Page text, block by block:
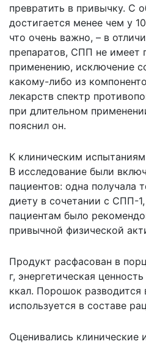
превратить в привычку. С
достигается менее чем у
что очень важно, – в
препаратов, СПП не имеет
применению, исключение
какому-либо из
лекарств спектр
при длительном
пояснил он.
К клиническим
В исследование были
пациентов: одна получала
диету в сочетании с СПП-
пациентам было
привычной физической
Продукт расфасован в
г, энергетическая
ккал. Порошок разводится
используется в составе
Оценивались клинические